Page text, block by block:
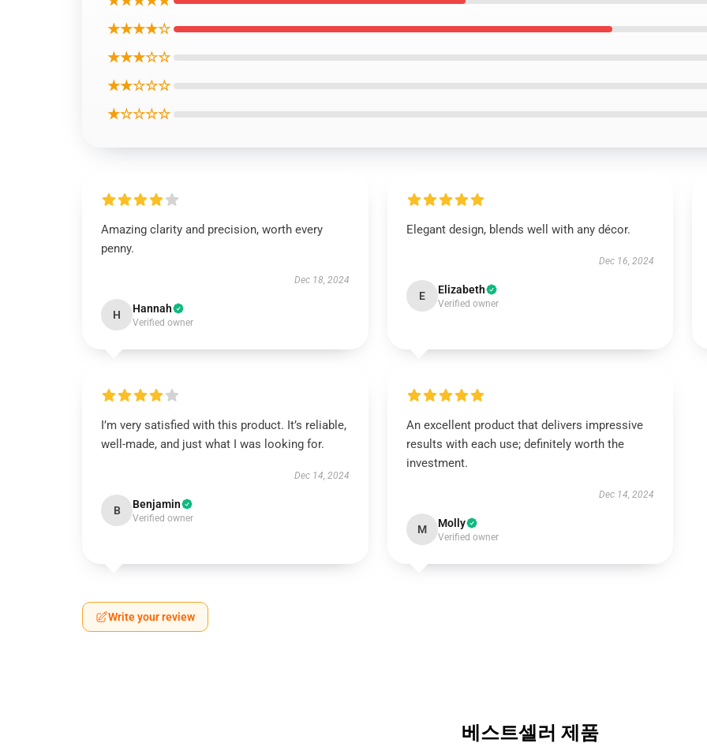
★★★★☆
★★★☆☆
★★☆☆☆
★☆☆☆☆
Amazing clarity and precision, worth every
penny.
Dec 18, 2024
H Hannah
Verified owner
Elegant design, blends well with any décor.
Dec 16, 2024
E Elizabeth
Verified owner
I’m very satisfied with this product. It’s reliable,
well-made, and just what I was looking for.
Dec 14, 2024
B Benjamin
Verified owner
An excellent product that delivers impressive
results with each use; definitely worth the
investment.
Dec 14, 2024
M Molly
Verified owner
Write your review
베스트셀러 제품